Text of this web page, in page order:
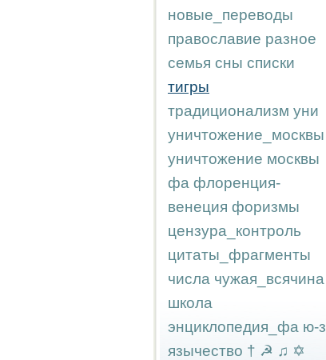
новые_переводы
православие разное
семья сны списки
тигры
традиционализм уни
уничтожение_москвы
уничтожение москвы
фа флоренция-
венеция форизмы
цензура_контроль
цитаты_фрагменты
числа чужая_всячина
школа
энциклопедия_фа ю-з
язычество † ☭ ♫ ✡